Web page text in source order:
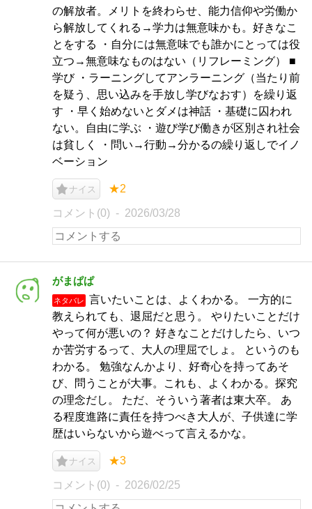
の解放者。メリトを終わらせ、能力信仰や労働か
ら解放してくれる→学力は無意味かも。好きなこ
とをする ・自分には無意味でも誰かにとっては役
立つ→無意味なものはない（リフレーミング） ■
学び ・ラーニングしてアンラーニング（当たり前
を疑う、思い込みを手放し学びなおす）を繰り返
す ・早く始めないとダメは神話 ・基礎に囚われ
ない。自由に学ぶ ・遊び学び働きが区別され社会
は貧しく ・問い→行動→分かるの繰り返しでイノ
ベーション
ナイス ★2
コメント(0) 2026/03/28
がまぱぱ
ネタバレ
言いたいことは、よくわかる。 一方的に
教えられても、退屈だと思う。 やりたいことだけ
やって何が悪いの？ 好きなことだけしたら、いつ
か苦労するって、大人の理屈でしょ。 というのも
わかる。 勉強なんかより、好奇心を持ってあそ
び、問うことが大事。これも、よくわかる。探究
の理念だし。 ただ、そういう著者は東大卒。 あ
る程度進路に責任を持つべき大人が、子供達に学
歴はいらないから遊べって言えるかな。
ナイス ★3
コメント(0) 2026/02/25